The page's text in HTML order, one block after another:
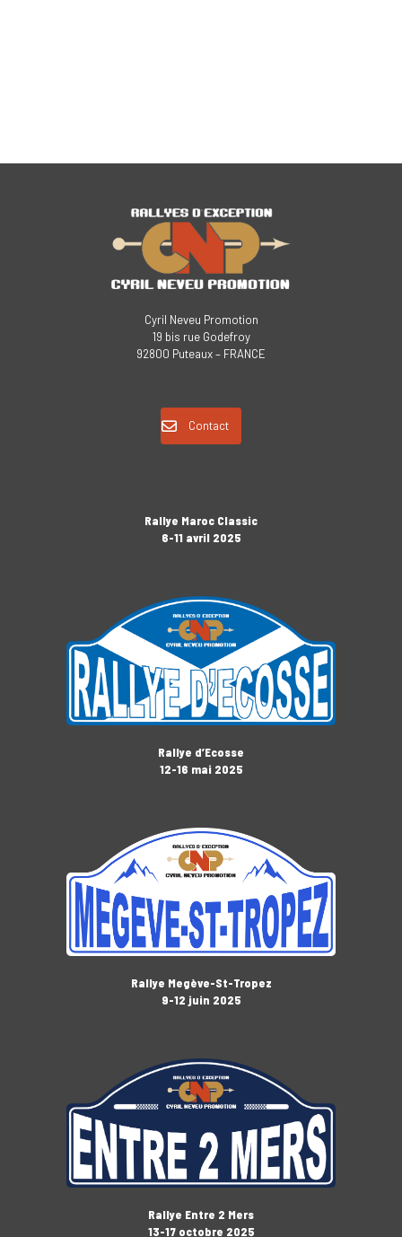
Cyril Neveu Promotion
19 bis rue Godefroy
92800 Puteaux – FRANCE
Contact
Rallye Maroc Classic
6-11 avril 2025
Rallye d’Ecosse
12-16 mai 2025
Rallye Megève-St-Tropez
9-12 juin 2025
Rallye Entre 2 Mers
13-17 octobre 2025